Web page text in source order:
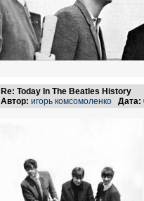
Re: Today In The Beatles History
Автор: игорь комсомоленко Дата: